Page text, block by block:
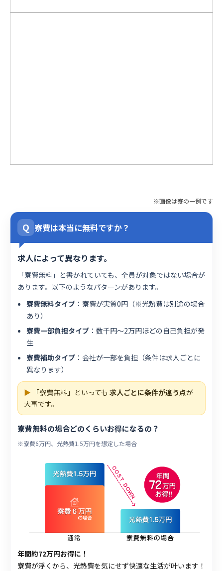
※画像は寮の一例です
Q 寮費は本当に無料ですか？
求人によって異なります。
「寮費無料」と書かれていても、全員が対象ではない場合が
あります。以下のようなパターンがあります。
寮費無料タイプ ：寮費が実質0円（※光熱費は別途の場合
あり）
寮費一部負担タイプ ：数千円〜2万円ほどの自己負担が発
生
寮費補助タイプ ：会社が一部を負担（条件は求人ごとに
異なります）
▶ 「寮費無料」といっても 求人ごとに条件が違う点が
大事です。
寮費無料の場合どのくらいお得になるの？
※寮費6万円、光熱費1.5万円を想定した場合
年間約72万円お得に！
寮費が浮くから、光熱費を気にせず快適な生活が叶います！